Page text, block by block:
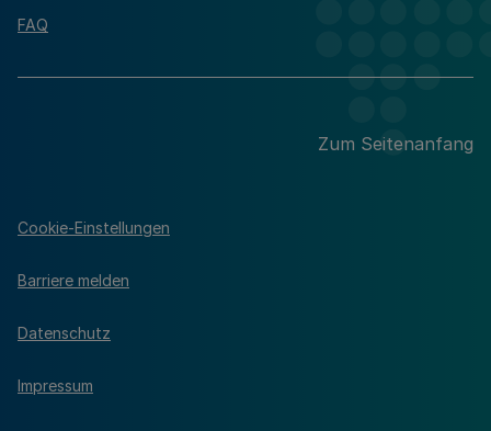
FAQ
Zum Seitenanfang
Cookie-Einstellungen
Barriere melden
Datenschutz
Impressum